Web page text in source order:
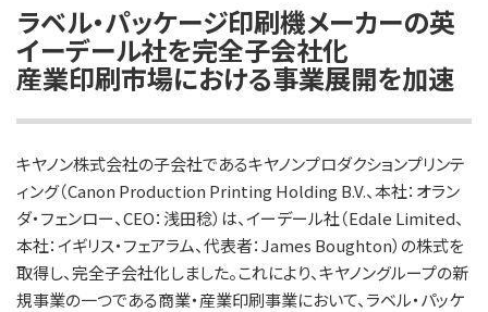
ラベル・パッケージ印刷機メーカーの英
イーデール社を完全子会社化
産業印刷市場における事業展開を加速
キヤノン株式会社の子会社であるキヤノンプロダクションプリンテ
ィング（Canon Production Printing Holding B.V.、本社：オラン
ダ・フェンロー、CEO：浅田稔）は、イーデール社（Edale Limited、
本社：イギリス・フェアラム、代表者：James Boughton）の株式を
取得し、完全子会社化しました。これにより、キヤノングループの新
規事業の一つである商業・産業印刷事業において、ラベル・パッケ